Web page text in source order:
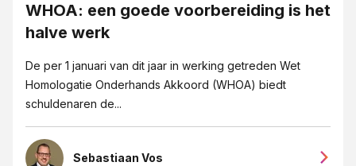
WHOA: een goede voorbereiding is het
halve werk
De per 1 januari van dit jaar in werking getreden Wet
Homologatie Onderhands Akkoord (WHOA) biedt
schuldenaren de...
Sebastiaan Vos